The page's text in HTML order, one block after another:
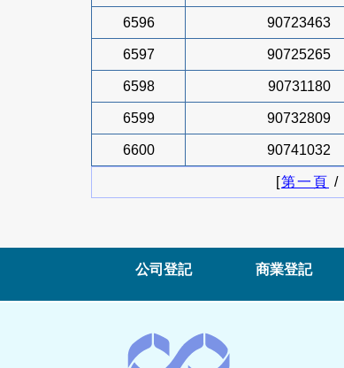
6596 90723463
6597 90725265
6598 90731180
6599 90732809
6600 90741032
[第一頁 /
公司登記 商業登記